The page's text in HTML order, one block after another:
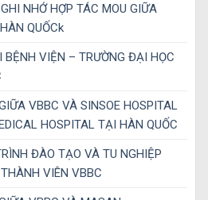
NHỚ HỢP TÁC MOU GIỮA
QUỐCk
BỆNH VIỆN – TRƯỜNG ĐẠI HỌC
VBBC VÀ SINSOE HOSPITAL
HOSPITAL TẠI HÀN QUỐC
ĐÀO TẠO VÀ TU NGHIỆP
VIÊN VBBC